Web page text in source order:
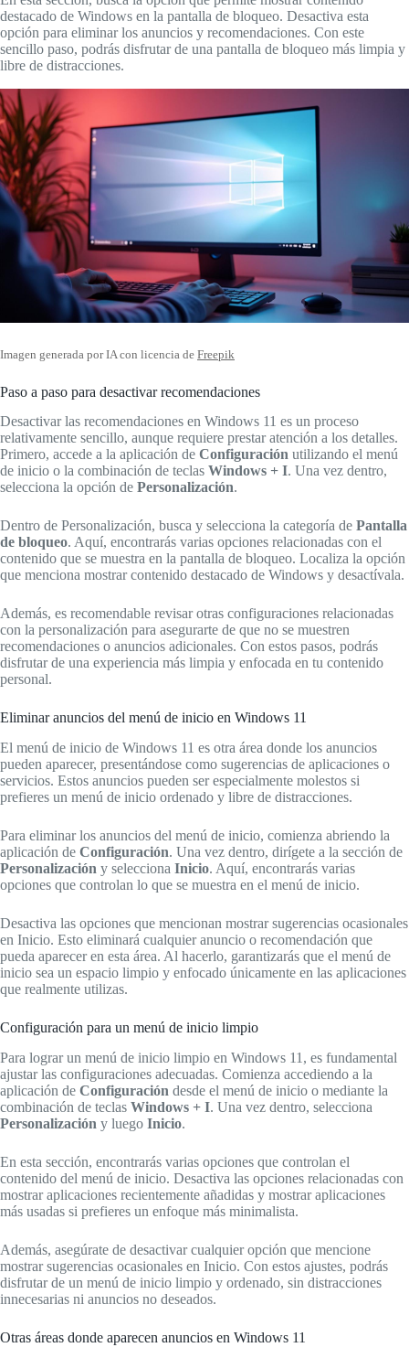
destacado de Windows en la pantalla de bloqueo. Desactiva esta
opción para eliminar los anuncios y recomendaciones. Con este
sencillo paso, podrás disfrutar de una pantalla de bloqueo más limpia y
libre de distracciones.
Imagen generada por IA con licencia de Freepik
Paso a paso para desactivar recomendaciones
Desactivar las recomendaciones en Windows 11 es un proceso
relativamente sencillo, aunque requiere prestar atención a los detalles.
Primero, accede a la aplicación de Configuración utilizando el menú
de inicio o la combinación de teclas Windows + I. Una vez dentro,
selecciona la opción de Personalización.
Dentro de Personalización, busca y selecciona la categoría de Pantalla
de bloqueo. Aquí, encontrarás varias opciones relacionadas con el
contenido que se muestra en la pantalla de bloqueo. Localiza la opción
que menciona mostrar contenido destacado de Windows y desactívala.
Además, es recomendable revisar otras configuraciones relacionadas
con la personalización para asegurarte de que no se muestren
recomendaciones o anuncios adicionales. Con estos pasos, podrás
disfrutar de una experiencia más limpia y enfocada en tu contenido
personal.
Eliminar anuncios del menú de inicio en Windows 11
El menú de inicio de Windows 11 es otra área donde los anuncios
pueden aparecer, presentándose como sugerencias de aplicaciones o
servicios. Estos anuncios pueden ser especialmente molestos si
prefieres un menú de inicio ordenado y libre de distracciones.
Para eliminar los anuncios del menú de inicio, comienza abriendo la
aplicación de Configuración. Una vez dentro, dirígete a la sección de
Personalización y selecciona Inicio. Aquí, encontrarás varias
opciones que controlan lo que se muestra en el menú de inicio.
Desactiva las opciones que mencionan mostrar sugerencias ocasionales
en Inicio. Esto eliminará cualquier anuncio o recomendación que
pueda aparecer en esta área. Al hacerlo, garantizarás que el menú de
inicio sea un espacio limpio y enfocado únicamente en las aplicaciones
que realmente utilizas.
Configuración para un menú de inicio limpio
Para lograr un menú de inicio limpio en Windows 11, es fundamental
ajustar las configuraciones adecuadas. Comienza accediendo a la
aplicación de Configuración desde el menú de inicio o mediante la
combinación de teclas Windows + I. Una vez dentro, selecciona
Personalización y luego Inicio.
En esta sección, encontrarás varias opciones que controlan el
contenido del menú de inicio. Desactiva las opciones relacionadas con
mostrar aplicaciones recientemente añadidas y mostrar aplicaciones
más usadas si prefieres un enfoque más minimalista.
Además, asegúrate de desactivar cualquier opción que mencione
mostrar sugerencias ocasionales en Inicio. Con estos ajustes, podrás
disfrutar de un menú de inicio limpio y ordenado, sin distracciones
innecesarias ni anuncios no deseados.
Otras áreas donde aparecen anuncios en Windows 11